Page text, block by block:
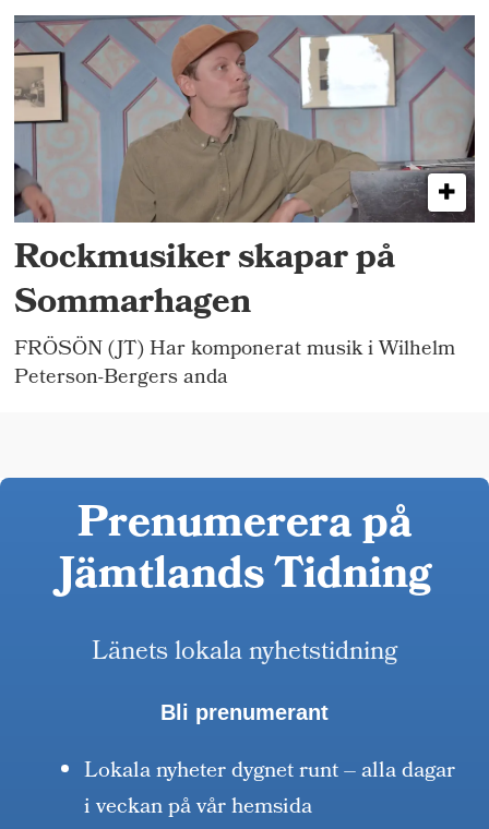
Rockmusiker skapar på
Sommarhagen
FRÖSÖN (JT) Har komponerat musik i Wilhelm
Peterson-Bergers anda
Prenumerera på
Jämtlands Tidning
Länets lokala nyhetstidning
Bli prenumerant
Lokala nyheter dygnet runt – alla dagar
i veckan på vår hemsida